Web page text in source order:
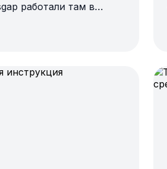
работали там в
по запуску: